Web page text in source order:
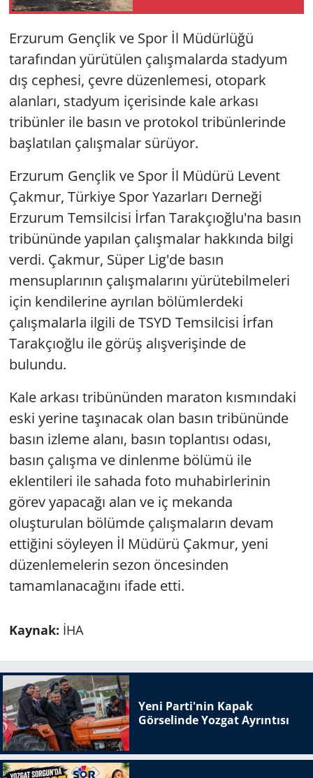
Erzurum Gençlik ve Spor İl Müdürlüğü
tarafından yürütülen çalışmalarda stadyum
dış cephesi, çevre düzenlemesi, otopark
alanları, stadyum içerisinde kale arkası
tribünler ile basın ve protokol tribünlerinde
başlatılan çalışmalar sürüyor.
Erzurum Gençlik ve Spor İl Müdürü Levent
Çakmur, Türkiye Spor Yazarları Derneği
Erzurum Temsilcisi İrfan Tarakçıoğlu'na basın
tribününde yapılan çalışmalar hakkında bilgi
verdi. Çakmur, Süper Lig'de basın
mensuplarının çalışmalarını yürütebilmeleri
için kendilerine ayrılan bölümlerdeki
çalışmalarla ilgili de TSYD Temsilcisi İrfan
Tarakçıoğlu ile görüş alışverişinde de
bulundu.
Kale arkası tribününden maraton kısmındaki
eski yerine taşınacak olan basın tribününde
basın izleme alanı, basın toplantısı odası,
basın çalışma ve dinlenme bölümü ile
eklentileri ile sahada foto muhabirlerinin
görev yapacağı alan ve iç mekanda
oluşturulan bölümde çalışmaların devam
ettiğini söyleyen İl Müdürü Çakmur, yeni
düzenlemelerin sezon öncesinden
tamamlanacağını ifade etti.
Kaynak: İHA
Yeni Parti'nin Kapak
Görselinde Yozgat Ayrıntısı